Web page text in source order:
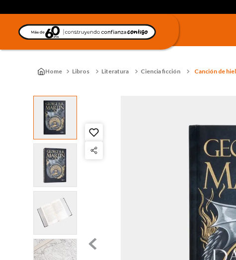
Libros Literatura Ciencia ficción Canción de